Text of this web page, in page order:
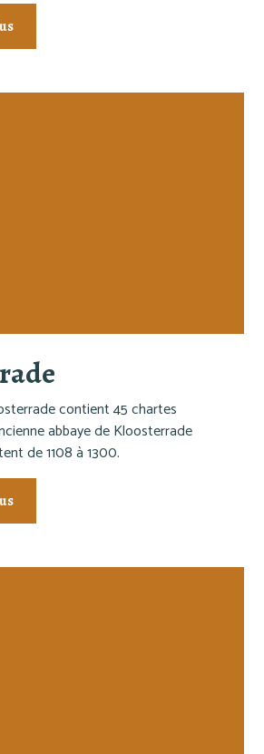
contient 45 chartes
abbaye de Kloosterrade
de 1108 à 1300.